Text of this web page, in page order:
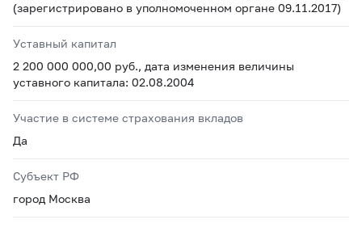
(зарегистрировано в уполномоченном органе 09.11.2017)
Уставный капитал
2 200 000 000,00 руб., дата изменения величины
уставного капитала: 02.08.2004
Участие в системе страхования вкладов
Да
Субъект РФ
город Москва